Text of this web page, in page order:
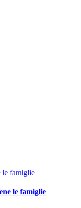
le famiglie
le famiglie